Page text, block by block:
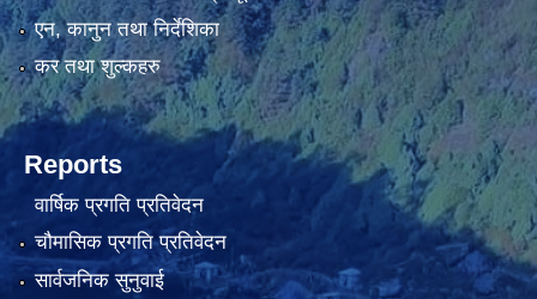
एन, कानुन तथा निर्देशिका
कर तथा शुल्कहरु
Reports
वार्षिक प्रगति प्रतिवेदन
चौमासिक प्रगति प्रतिवेदन
सार्वजनिक सुनुवाई